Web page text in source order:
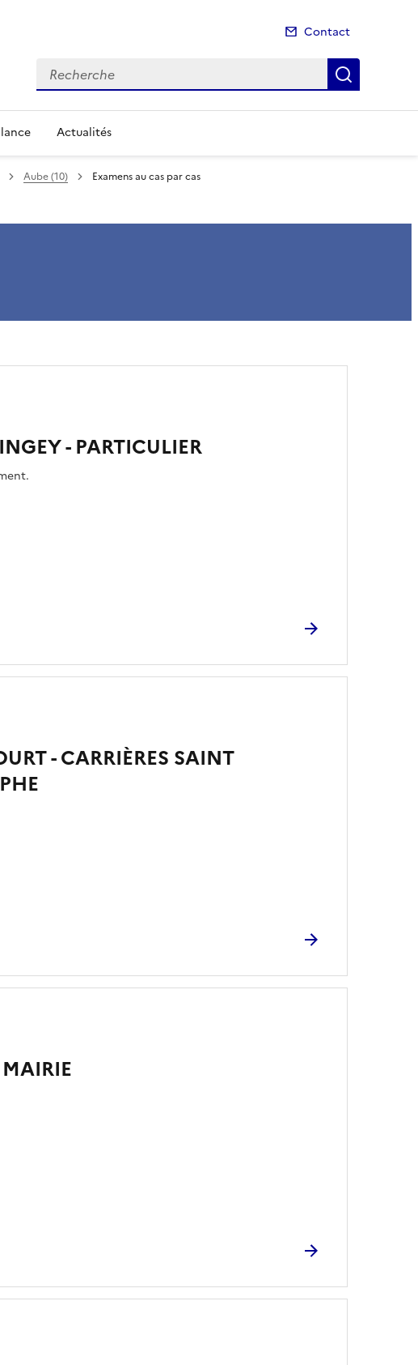
Contact
Recherche
Actualités
Aube (10) Examens au cas par cas
- PARTICULIER
- CARRIÈRES SAINT